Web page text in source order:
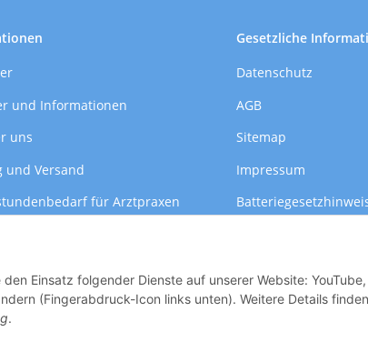
Einsatz folgender Dienste auf unserer Website: YouTube,
(Fingerabdruck-Icon links unten). Weitere Details
.
und Informationen
uns
und Versand
für Arztpraxen
Gesetzliche
Datenschutz
AGB
Sitemap
Impressum